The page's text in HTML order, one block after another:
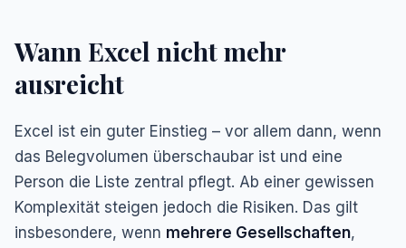
Wann Excel nicht mehr
ausreicht
Excel ist ein guter Einstieg – vor allem dann, wenn
das Belegvolumen überschaubar ist und eine
Person die Liste zentral pflegt. Ab einer gewissen
Komplexität steigen jedoch die Risiken. Das gilt
insbesondere, wenn mehrere Gesellschaften,